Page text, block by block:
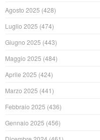
Agosto 2025 (428)
Luglio 2025 (474)
Giugno 2025 (443)
Maggio 2025 (484)
Aprile 2025 (424)
Marzo 2025 (441)
Febbraio 2025 (436)
Gennaio 2025 (456)